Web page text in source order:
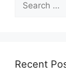
for:
Recent